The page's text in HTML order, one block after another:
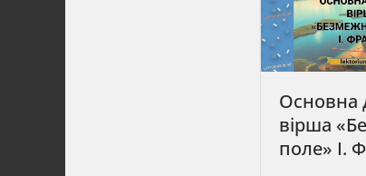
Основна
вірша
поле» І.